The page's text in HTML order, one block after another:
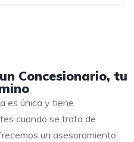
Concesionario, tu
es única y tiene
cuando se trata de
un asesoramiento